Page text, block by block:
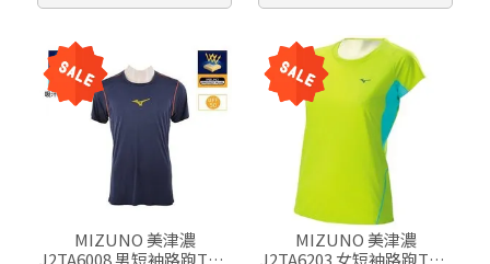
MIZUNO 美津濃
MIZUNO 美津濃